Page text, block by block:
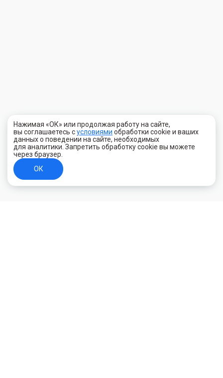
Нажимая «ОК» или продолжая работу на сайте,
вы соглашаетесь сусловиями обработки cookie и ваших
данных о поведении на сайте, необходимых
для аналитики. Запретить обработку cookie вы можете
через браузер.
ОК